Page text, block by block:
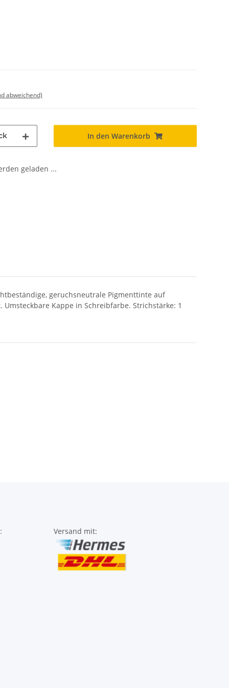
abweichend)
In den Warenkorb
geladen ...
geruchsneutrale Pigmenttinte auf
Kappe in Schreibfarbe. Strichstärke: 1
Versand mit: